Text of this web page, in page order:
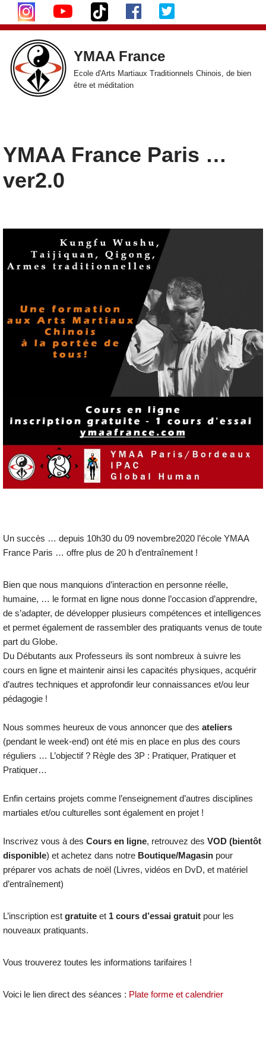
Aller
au
contenu
YMAA France
Ecole d'Arts Martiaux Traditionnels Chinois, de bien
être et méditation
YMAA France Paris …
ver2.0
Un succès … depuis 10h30 du 09 novembre2020 l’école YMAA
France Paris … offre plus de 20 h d’entraînement !
Bien que nous manquions d’interaction en personne réelle,
humaine, … le format en ligne nous donne l’occasion d’apprendre,
de s’adapter, de développer plusieurs compétences et intelligences
et permet également de rassembler des pratiquants venus de toute
part du Globe.
Du Débutants aux Professeurs ils sont nombreux à suivre les
cours en ligne et maintenir ainsi les capacités physiques, acquérir
d’autres techniques et approfondir leur connaissances et/ou leur
pédagogie !
Nous sommes heureux de vous annoncer que des ateliers
(pendant le week-end) ont été mis en place en plus des cours
réguliers … L’objectif ? Règle des 3P : Pratiquer, Pratiquer et
Pratiquer…
Enfin certains projets comme l’enseignement d’autres disciplines
martiales et/ou culturelles sont également en projet !
Inscrivez vous à des Cours en ligne, retrouvez des VOD (bientôt
disponible) et achetez dans notre Boutique/Magasinpour
préparer vos achats de noël (Livres, vidéos en DvD, et matériel
d’entraînement)
L’inscription est gratuiteet 1 cours d’essai gratuitpour les
nouveaux pratiquants.
Vous trouverez toutes les informations tarifaires !
Voici le lien direct des séances : Plate forme et calendrier